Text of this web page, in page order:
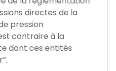
directes de la
pression
contraire à la
dont ces entités